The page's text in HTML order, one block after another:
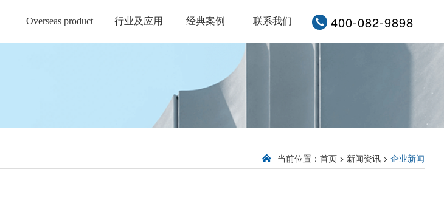
400-082-9898
Overseas product 行业及应用 经典案例 联系我们
当前位置：首页 > 新闻资讯 > 企业新闻